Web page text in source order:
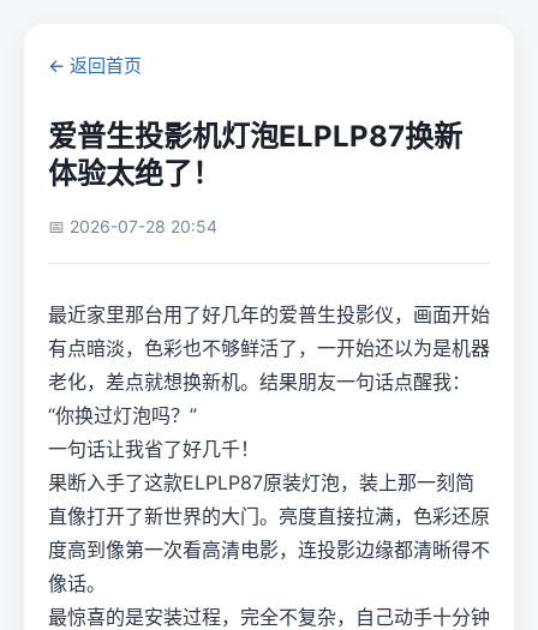
← 返回首页
爱普生投影机灯泡ELPLP87换新
体验太绝了！
📅 2026-07-28 20:54
最近家里那台用了好几年的爱普生投影仪，画面开始
有点暗淡，色彩也不够鲜活了，一开始还以为是机器
老化，差点就想换新机。结果朋友一句话点醒我：
“你换过灯泡吗？”
一句话让我省了好几千！
果断入手了这款ELPLP87原装灯泡，装上那一刻简
直像打开了新世界的大门。亮度直接拉满，色彩还原
度高到像第一次看高清电影，连投影边缘都清晰得不
像话。
最惊喜的是安装过程，完全不复杂，自己动手十分钟